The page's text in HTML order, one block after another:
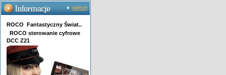
więcej
ROCO Fantastyczny Świat..
ROCO sterowanie cyfrowe
DCC Z21